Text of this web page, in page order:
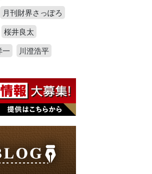
月刊財界さっぽろ
桜井良太
一 川澄浩平